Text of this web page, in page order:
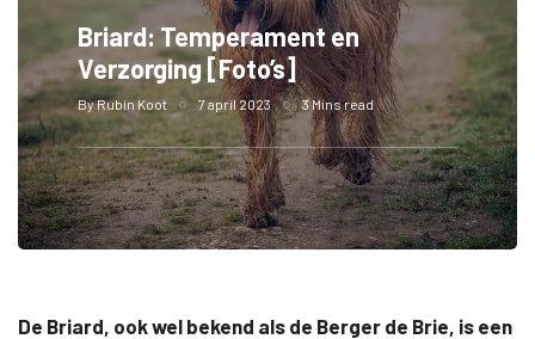
Briard: Temperament en
Verzorging [Foto’s]
ByRubin Koot 7 april 2023 3 Mins read
De Briard, ook wel bekend als de Berger de Brie, is een